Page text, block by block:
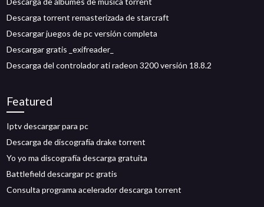
Descarga torrent remasterizada de starcraft
Descargar juegos de pc versión completa
Descargar gratis _exifreader_
Descarga del controlador ati radeon 3200 versión 18.8.2
Featured
Iptv descargar para pc
Descarga de discografía drake torrent
Yo yo ma discografía descarga gratuita
Battlefield descargar pc gratis
Consulta programa acelerador descarga torrent